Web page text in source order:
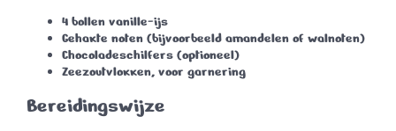
4 bollen vanille-ijs
Gehakte noten (bijvoorbeeld amandelen of walnoten)
Chocoladeschilfers (optioneel)
Zeezoutvlokken, voor garnering
Bereidingswijze